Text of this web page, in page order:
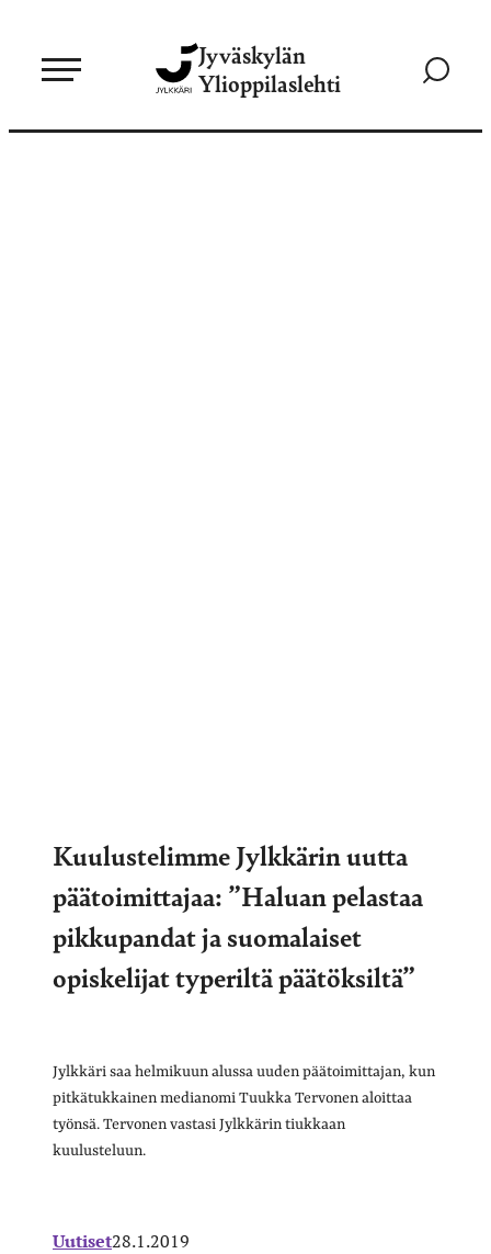
sisältöön
Jyväskylän
Ylioppilaslehti
Siirry
Kuulustelimme Jylkkärin uutta
päätoimittajaa: ”Haluan pelastaa
pikkupandat ja suomalaiset
opiskelijat typeriltä päätöksiltä”
Jylkkäri saa helmikuun alussa uuden päätoimittajan, kun
pitkätukkainen medianomi Tuukka Tervonen aloittaa
työnsä. Tervonen vastasi Jylkkärin tiukkaan
kuulusteluun.
Uutiset28.1.2019